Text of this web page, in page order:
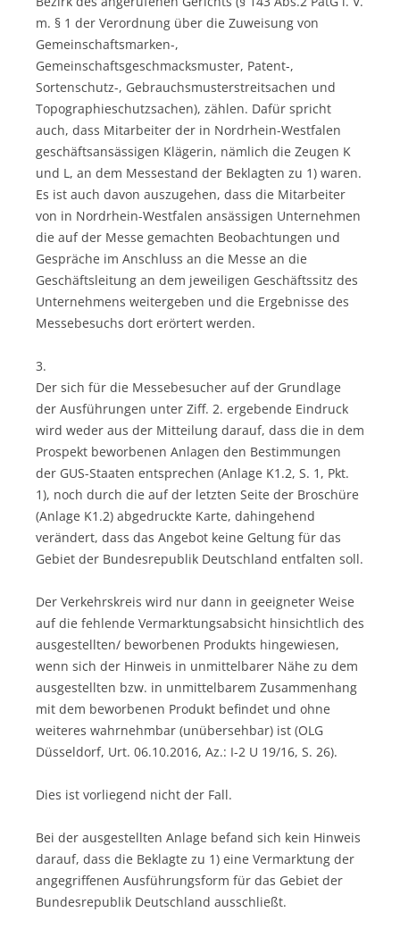
m. § 1 der Verordnung über die Zuweisung von
Gemeinschaftsmarken-,
Gemeinschaftsgeschmacksmuster, Patent-,
Sortenschutz-, Gebrauchsmusterstreitsachen und
Topographieschutzsachen), zählen. Dafür spricht
auch, dass Mitarbeiter der in Nordrhein-Westfalen
geschäftsansässigen Klägerin, nämlich die Zeugen K
und L, an dem Messestand der Beklagten zu 1) waren.
Es ist auch davon auszugehen, dass die Mitarbeiter
von in Nordrhein-Westfalen ansässigen Unternehmen
die auf der Messe gemachten Beobachtungen und
Gespräche im Anschluss an die Messe an die
Geschäftsleitung an dem jeweiligen Geschäftssitz des
Unternehmens weitergeben und die Ergebnisse des
Messebesuchs dort erörtert werden.
3.
Der sich für die Messebesucher auf der Grundlage
der Ausführungen unter Ziff. 2. ergebende Eindruck
wird weder aus der Mitteilung darauf, dass die in dem
Prospekt beworbenen Anlagen den Bestimmungen
der GUS-Staaten entsprechen (Anlage K1.2, S. 1, Pkt.
1), noch durch die auf der letzten Seite der Broschüre
(Anlage K1.2) abgedruckte Karte, dahingehend
verändert, dass das Angebot keine Geltung für das
Gebiet der Bundesrepublik Deutschland entfalten soll.
Der Verkehrskreis wird nur dann in geeigneter Weise
auf die fehlende Vermarktungsabsicht hinsichtlich des
ausgestellten/ beworbenen Produkts hingewiesen,
wenn sich der Hinweis in unmittelbarer Nähe zu dem
ausgestellten bzw. in unmittelbarem Zusammenhang
mit dem beworbenen Produkt befindet und ohne
weiteres wahrnehmbar (unübersehbar) ist (OLG
Düsseldorf, Urt. 06.10.2016, Az.: I-2 U 19/16, S. 26).
Dies ist vorliegend nicht der Fall.
Bei der ausgestellten Anlage befand sich kein Hinweis
darauf, dass die Beklagte zu 1) eine Vermarktung der
angegriffenen Ausführungsform für das Gebiet der
Bundesrepublik Deutschland ausschließt.